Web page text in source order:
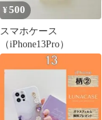
¥500
スマホケース
（iPhone13Pro）